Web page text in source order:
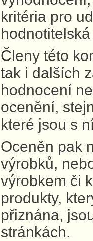
kritéria pro
Členy této
tak i dalších
hodnocení
ocenění,
které jsou s
Oceněn pak
výrobků,
výrobkem či
produkty,
přiznána,
stránkách.